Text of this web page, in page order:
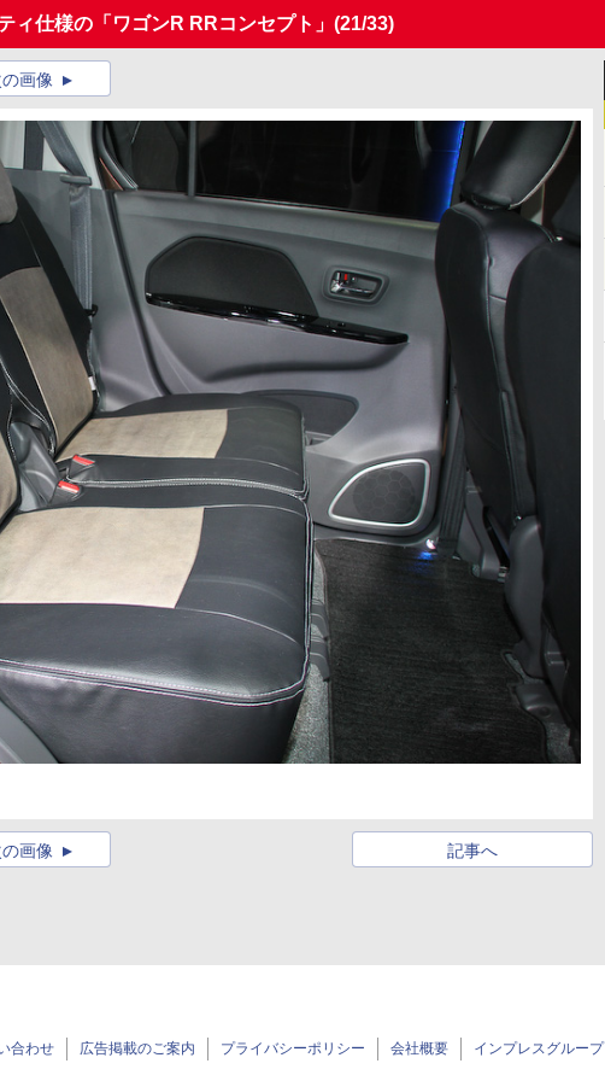
ィ仕様の「ワゴンR RRコンセプト」 (21/33)
画像
記事へ
の画像
合わせ 広告掲載のご案内 プライバシーポリシー 会社概要 インプレスグループ